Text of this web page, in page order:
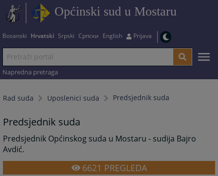
Općinski sud u Mostaru
Bosanski Hrvatski Srpski Српски English Prijava
Napredna pretraga
Rad suda Uposlenici suda Predsjednik suda
Predsjednik suda
Predsjednik Općinskog suda u Mostaru - sudija Bajro
Avdić.
6621 PREGLEDA